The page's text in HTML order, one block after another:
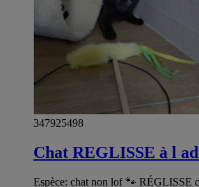
347925498
Chat REGLISSE à l
Espèce: chat non lof 🐾 RÉGLISSE